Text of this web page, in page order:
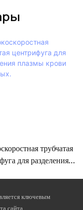
трубчатая
для разделения
ключевым